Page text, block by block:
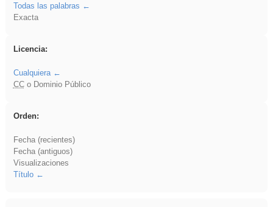
Todas las palabras
Exacta
Licencia:
Cualquiera
CCo Dominio Público
Orden:
Fecha (recientes)
Fecha (antiguos)
Visualizaciones
Título